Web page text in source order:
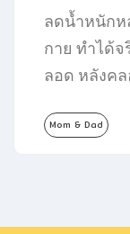
ลดน้ำหนักห
กาย ทำได้จ
ลอด หลังค
Mom & Dad